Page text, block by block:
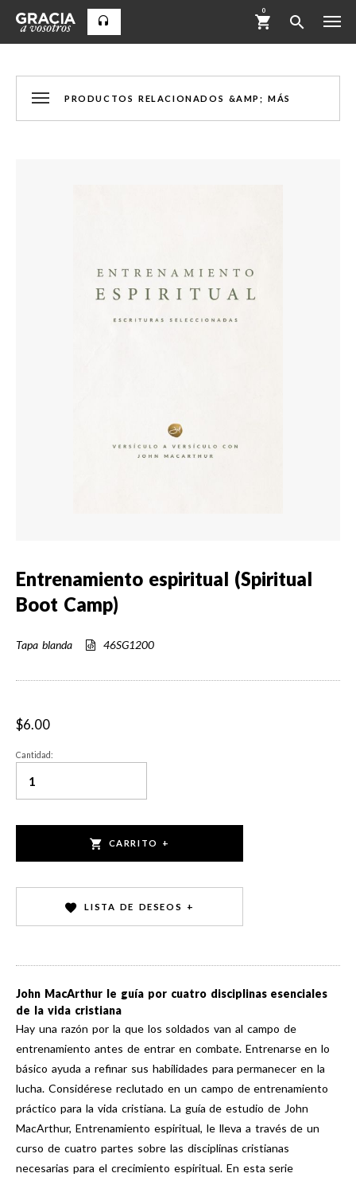
0
PRODUCTOS RELACIONADOS &AMP; MÁS
Entrenamiento espiritual (Spiritual
Boot Camp)
Tapa blanda 46SG1200
$6.00
Cantidad:
CARRITO +
LISTA DE DESEOS +
John MacArthur le guía por cuatro disciplinas esenciales
de la vida cristiana
Hay una razón por la que los soldados van al campo de
entrenamiento antes de entrar en combate. Entrenarse en lo
básico ayuda a refinar sus habilidades para permanecer en la
lucha. Considérese reclutado en un campo de entrenamiento
práctico para la vida cristiana. La guía de estudio de John
MacArthur, Entrenamiento espiritual, le lleva a través de un
curso de cuatro partes sobre las disciplinas cristianas
necesarias para el crecimiento espiritual. En esta serie